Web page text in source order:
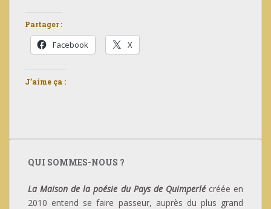
Partager :
Facebook X
J’aime ça :
QUI SOMMES-NOUS ?
La Maison de la poésie du Pays de Quimperlécréée en
2010 entend se faire passeur, auprès du plus grand